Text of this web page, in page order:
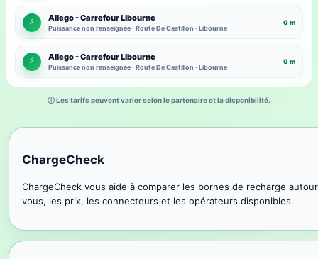
⚡ Allego - Carrefour Libourne
Puissance non renseignée · Route De Castillon · Libourne
0 m
⚡ Allego - Carrefour Libourne
Puissance non renseignée · Route De Castillon · Libourne
0 m
ⓘ Les tarifs peuvent varier selon le partenaire et la disponibilité.
ChargeCheck
ChargeCheck vous aide à comparer les bornes de recharge
vous, les prix, les connecteurs et les opérateurs disponibles.